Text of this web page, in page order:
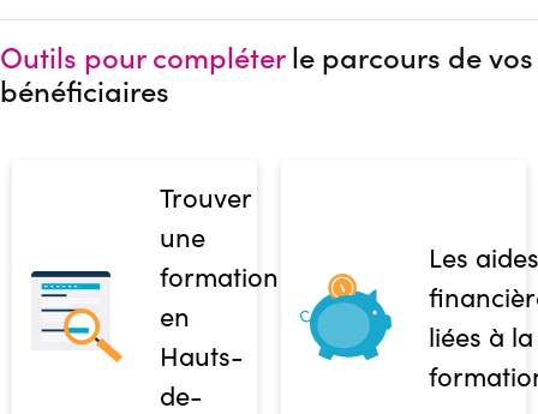
Outils pour compléterle parcours de vos
bénéficiaires
Trouver
une
formation
en
Hauts-
de-
Les aides
liées à la